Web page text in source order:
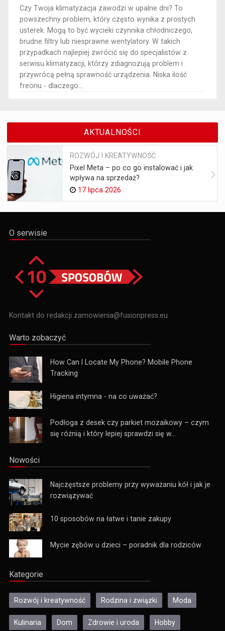
​Czy Twoja klimatyzacja zawodzi w upalne dni? To
powszechny problem, który często wynika z prostych
usterek. Mogą to być wycieki czynnika chłodniczego,
brudne filtry lub niesprawne wentylatory. W takich
przypadkach najlepiej zwrócić się do specjalistów z
serwisu klimatyzacji, którzy zdiagnozują problem i
przywrócą pełną sprawność urządzenia. Niska ilość
freonu - dlaczego...
AKTUALNOŚCI
ROZWÓJ I KREATYWNOŚĆ
Pixel Meta – po co go instalować i jak
wpływa na sprzedaż?
17 lipca 2026
O serwisie
Kontakt do redakcji zamowienia@fusionpress.eu
Warto zobaczyć
How Can I Locate My Phone? Mobile Phone
Tracking
Higiena intymna - na co uważać?
Podłoga z desek czy parkiet mozaikowy – czym
się różnią i który lepiej sprawdzi się w...
Nowości
Najczęstsze problemy przy wyważaniu kół i jak je
rozwiązywać
10 sposobów na łatwe i tanie zakupy
Mycie zębów u dzieci – poradnik dla rodziców
Kategorie
Rozwój i kreatywność Rodzina i związki Moda
Kulinaria Dom Zdrowie i uroda Hobby